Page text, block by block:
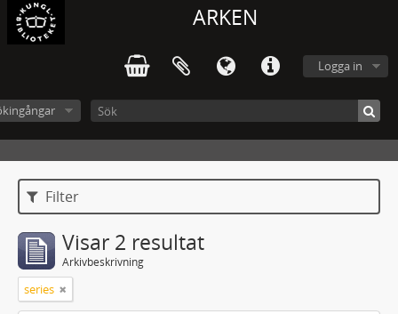
ARKEN
Logga in
Filter
Visar 2 resultat
Arkivbeskrivning
series